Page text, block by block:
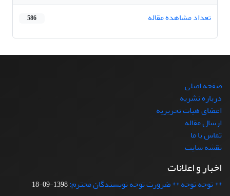
تعداد مشاهده مقاله
586
صفحه اصلی
درباره نشریه
اعضای هیات تحریریه
ارسال مقاله
تماس با ما
نقشه سایت
اخبار و اعلانات
** توجه توجه ** ضرورت توجه نویسندگان محترم:1398-09-18